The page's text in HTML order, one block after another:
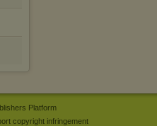
Platform
copyright infringement